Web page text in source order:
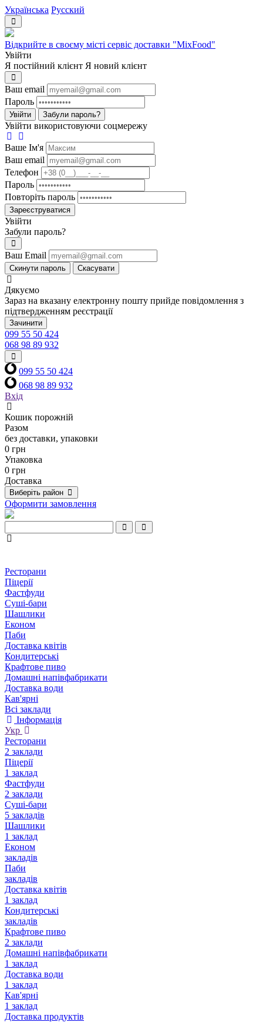
Українська Русский
Відкрийте в своєму місті сервіс доставки "MixFood"
Увійти
Я постійний клієнт Я новий клієнт
Ваш email
Пароль
Увійти Забули пароль?
Увійти використовуючи соцмережу
Ваше Iм'я
Ваш email
Телефон
Пароль
Повторіть пароль
Зареєструватися
Увійти
Забули пароль?
Ваш Email
Скинути пароль Скасувати
Дякуємо
Зараз на вказану електронну пошту прийде повідомлення з
підтвердженням реєстрації
Зачинити
099 55 50 424
068 98 89 932
099 55 50 424
068 98 89 932
Вхід
Кошик порожній
Разом
без доставки, упаковки
0 грн
Упаковка
0 грн
Доставка
Виберіть район
Оформити замовлення
Ресторани
Піцерії
Фастфуди
Суші-бари
Шашлики
Економ
Паби
Доставка квітів
Кондитерські
Крафтове пиво
Домашні напівфабрикати
Доставка води
Кав'ярні
Всі заклади
Інформація
Укр
Ресторани
2 заклади
Піцерії
1 заклад
Фастфуди
2 заклади
Суші-бари
5 закладів
Шашлики
1 заклад
Економ
закладів
Паби
закладів
Доставка квітів
1 заклад
Кондитерські
закладів
Крафтове пиво
2 заклади
Домашні напівфабрикати
1 заклад
Доставка води
1 заклад
Кав'ярні
1 заклад
Доставка продуктів